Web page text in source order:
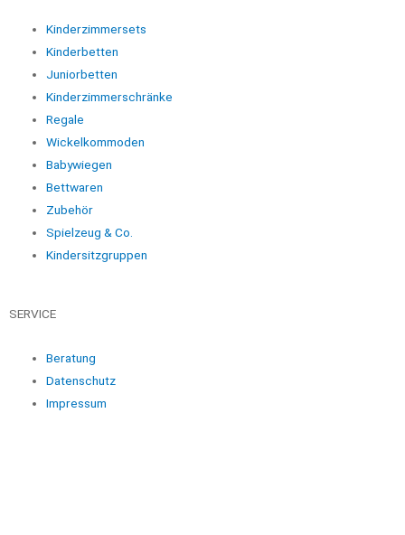
Kinderzimmersets
Kinderbetten
Juniorbetten
Kinderzimmerschränke
Regale
Wickelkommoden
Babywiegen
Bettwaren
Zubehör
Spielzeug & Co.
Kindersitzgruppen
SERVICE
Beratung
Datenschutz
Impressum